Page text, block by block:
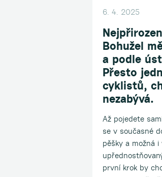
6. 4. 2025
Bohužel
a podle
Přesto
cyklistů,
nezabývá.
Až pojedete
se v současné
pěšky a možná
první krok by